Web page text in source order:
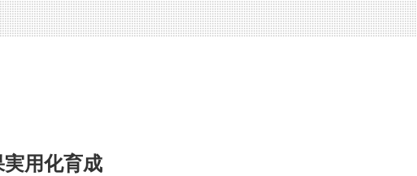
出展・参加
日本橋コラム
イベント
GTB日本橋エリアについて
用化育成